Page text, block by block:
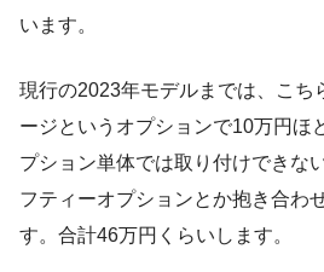
います。
現行の2023年モデルまでは、こち
ージというオプションで10万円ほ
プション単体では取り付けできな
フティーオプションとか抱き合わ
す。合計46万円くらいします。